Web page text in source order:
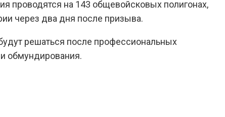
проводятся на 143 общевойсковых полигонах,
через два дня после призыва.
решаться после профессиональных
обмундирования.